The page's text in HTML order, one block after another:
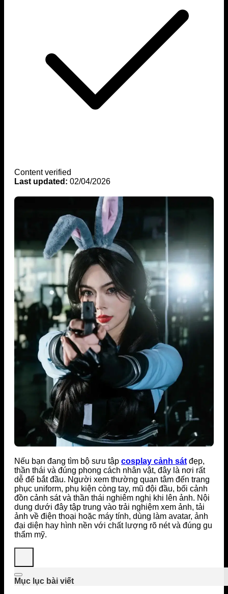
Content verified
Last updated: 02/04/2026
Nếu bạn đang tìm bộ sưu tập cosplay cảnh sát đẹp,
thần thái và đúng phong cách nhân vật, đây là nơi rất
dễ để bắt đầu. Người xem thường quan tâm đến trang
phục uniform, phụ kiện còng tay, mũ đội đầu, bối cảnh
đồn cảnh sát và thần thái nghiêm nghị khi lên ảnh. Nội
dung dưới đây tập trung vào trải nghiệm xem ảnh, tải
ảnh về điện thoại hoặc máy tính, dùng làm avatar, ảnh
đại diện hay hình nền với chất lượng rõ nét và đúng gu
thẩm mỹ.
Mục lục bài viết